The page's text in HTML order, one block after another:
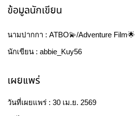
ข้อมูลนักเขียน
นามปากกา : ATBO💫/Adventure Film🌟
นักเขียน : abbie_Kuy56
เผยแพร่
วันที่เผยแพร่ : 30 เม.ย. 2569